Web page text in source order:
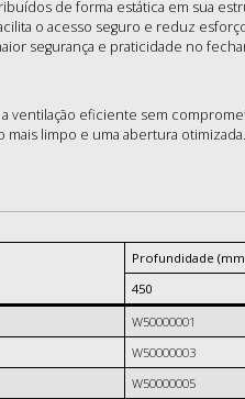
de forma estática em sua
o acesso seguro e reduz
segurança e praticidade no
a ventilação eficiente sem
mais limpo e uma abertura otimizada.
Profundidade
450
W50000001
W50000003
W50000005